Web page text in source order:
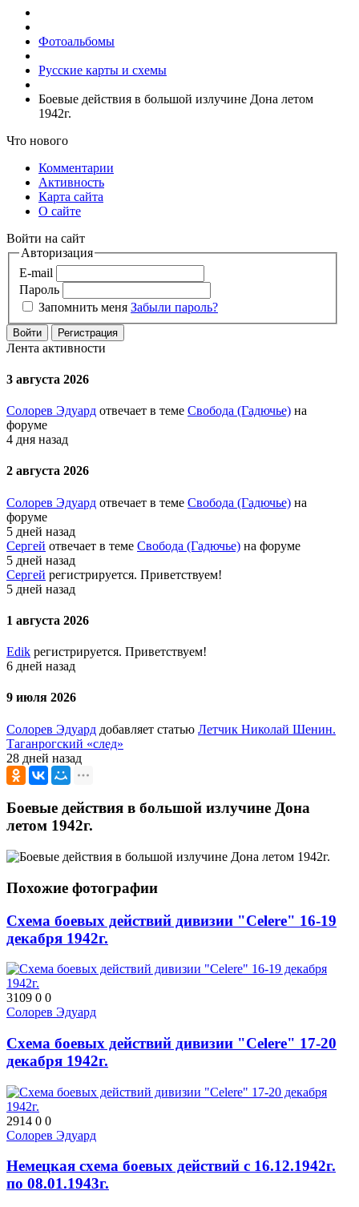
Фотоальбомы
Русские карты и схемы
Боевые действия в большой излучине Дона летом
1942г.
Что нового
Комментарии
Активность
Карта сайта
О сайте
Войти на сайт
Авторизация
E-mail
Пароль
Запомнить меня Забыли пароль?
Войти Регистрация
Лента активности
3 августа 2026
Солорев Эдуард отвечает в теме Свобода (Гадючье) на
форуме
4 дня назад
2 августа 2026
Солорев Эдуард отвечает в теме Свобода (Гадючье) на
форуме
5 дней назад
Сергей отвечает в теме Свобода (Гадючье) на форуме
5 дней назад
Сергей регистрируется. Приветствуем!
5 дней назад
1 августа 2026
Edik регистрируется. Приветствуем!
6 дней назад
9 июля 2026
Солорев Эдуард добавляет статью Летчик Николай Шенин.
Таганрогский «след»
28 дней назад
Боевые действия в большой излучине Дона
летом 1942г.
Похожие фотографии
Схема боевых действий дивизии "Celere" 16-19
декабря 1942г.
3109 0 0
Солорев Эдуард
Схема боевых действий дивизии "Celere" 17-20
декабря 1942г.
2914 0 0
Солорев Эдуард
Немецкая схема боевых действий с 16.12.1942г.
по 08.01.1943г.